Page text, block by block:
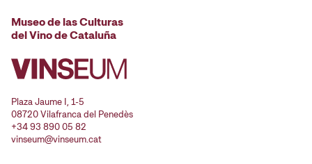
Museo de las Culturas
del Vino de Cataluña
Plaza Jaume I, 1-5
08720 Vilafranca del Penedès
+34 93 890 05 82
vinseum@vinseum.cat